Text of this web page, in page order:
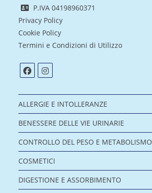
P.IVA 04198960371
Privacy Policy
Cookie Policy
Termini e Condizioni di Utilizzo
ALLERGIE E INTOLLERANZE
BENESSERE DELLE VIE URINARIE
CONTROLLO DEL PESO E METABOLISMO
COSMETICI
DIGESTIONE E ASSORBIMENTO